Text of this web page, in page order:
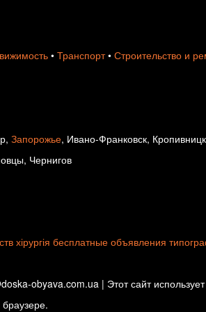
• Транспорт• Строительство и
Запорожье, Ивано-Франковск,
Чернигов
хірургія бесплатные объявления
obyava.com.ua | Этот сайт